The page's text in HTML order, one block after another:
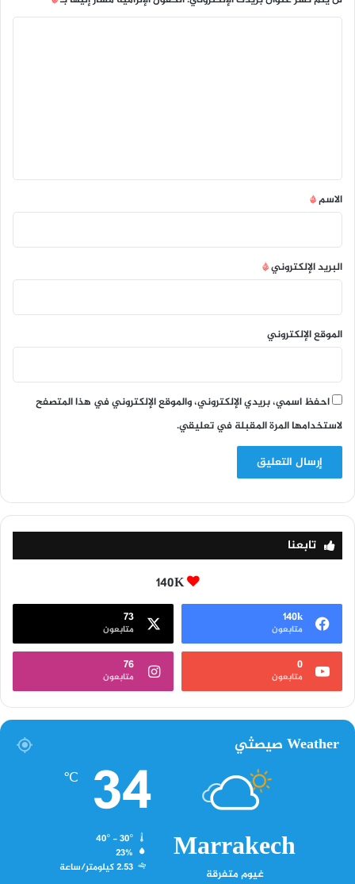
*
الاسم*
البريد الإلكتروني*
الموقع الإلكتروني
احفظ اسمي، بريدي الإلكتروني، والموقع الإلكتروني في هذا المتصفح
لاستخدامها المرة المقبلة في تعليقي.
تابعنا
140K
140k
متابعون
73
متابعون
0
متابعون
76
متابعون
Weather صيصثي
Marrakech
غيوم متفرقة
34
℃
23%
2.53 كيلومتر/ساعة